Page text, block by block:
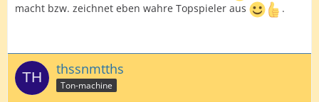
macht bzw. zeichnet eben wahre Topspieler aus
.
thssnmtths
Ton-machine